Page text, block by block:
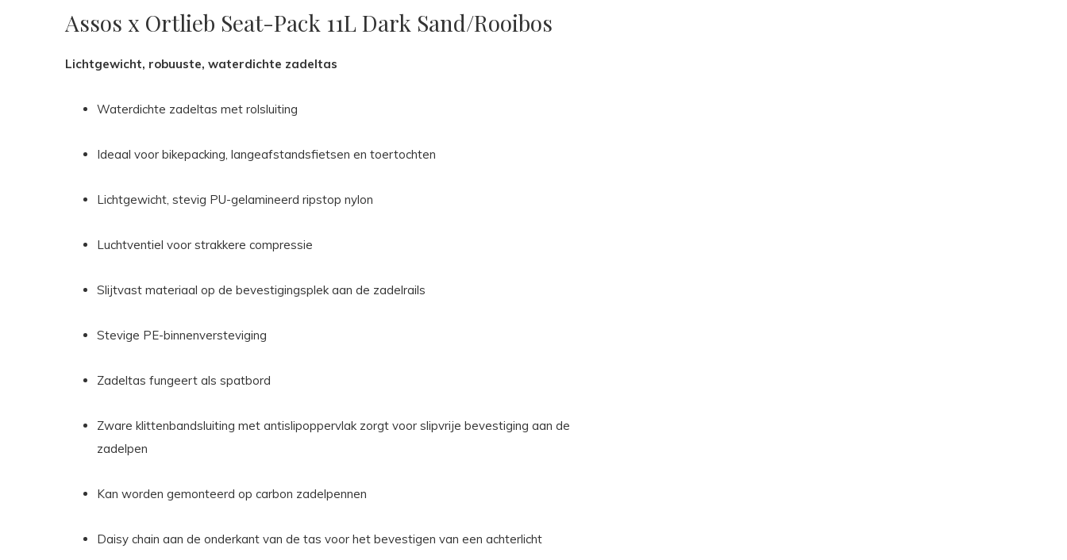
Assos x Ortlieb Seat-Pack 11L Dark Sand/Rooibos
Lichtgewicht, robuuste, waterdichte zadeltas
Waterdichte zadeltas met rolsluiting
Ideaal voor bikepacking, langeafstandsfietsen en toertochten
Lichtgewicht, stevig PU-gelamineerd ripstop nylon
Luchtventiel voor strakkere compressie
Slijtvast materiaal op de bevestigingsplek aan de zadelrails
Stevige PE-binnenversteviging
Zadeltas fungeert als spatbord
Zware klittenbandsluiting met antislipoppervlak zorgt voor slipvrije bevestiging aan de
zadelpen
Kan worden gemonteerd op carbon zadelpennen
Daisy chain aan de onderkant van de tas voor het bevestigen van een achterlicht